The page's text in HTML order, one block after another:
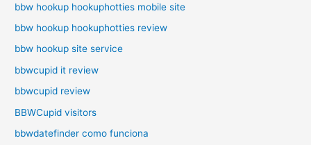
bbw hookup hookuphotties mobile site
bbw hookup hookuphotties review
bbw hookup site service
bbwcupid it review
bbwcupid review
BBWCupid visitors
bbwdatefinder como funciona